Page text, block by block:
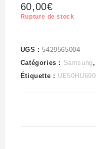
60,00€
Rupture de stock
UGS :5429565004
Catégories : Samsung,
Étiquette :